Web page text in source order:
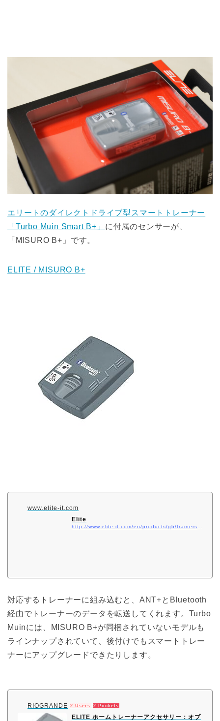
エリートのダイレクトドライブ型スマートトレーナー
「Turbo Muin Smart B+」 に付属のセンサーが、
「MISURO B+」です。
ELITE / MISURO B+
www.elite-it.com
Elite
対応するトレーナーに組み込むと、ANT+とBluetooth
経由でトレーナーのデータを転送してくれます。Turbo
Muinには、MISURO B+が同梱されていないモデルも
ラインナップされていて、後付けでもスマートトレー
ナーにアップグレードできたりします。
RIOGRANDE 2 Users 2 Pockets
ELITE ホームトレーナーアクセサリー：オプ